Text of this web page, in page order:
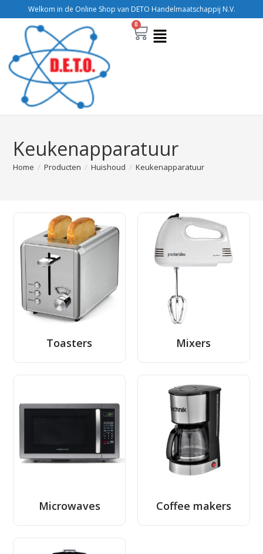
Welkom in de Online Shop van DETO Handelmaatschappij N.V.
0
Keukenapparatuur
Home / Producten / Huishoud / Keukenapparatuur
Toasters Mixers
Microwaves Coffee makers